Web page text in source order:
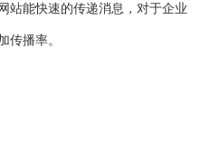
站能快速的传递消息，对于企业
播率。